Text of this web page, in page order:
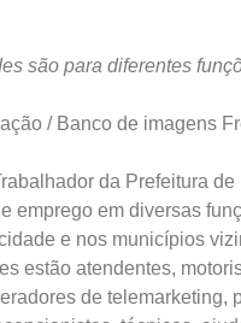
são para diferentes
/ Banco de imagens
da Prefeitura
emprego em diversas
e nos municípios
estão atendentes,
de telemarketing,